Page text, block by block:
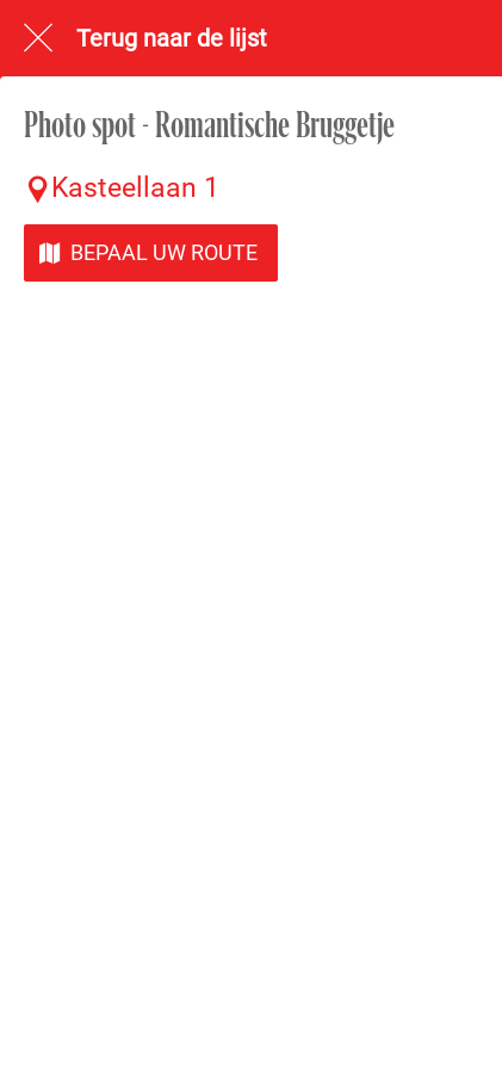
Terug naar de lijst
Photo spot - Romantische Bruggetje
Kasteellaan 1
BEPAAL UW ROUTE